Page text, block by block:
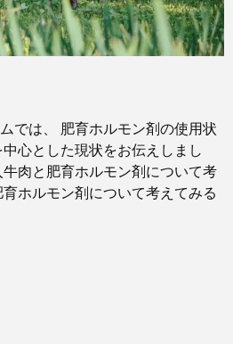
では、 肥育ホルモン剤の使用状
心とした現状をお伝えしまし
肉と肥育ホルモン剤について考
ホルモン剤について考えてみる